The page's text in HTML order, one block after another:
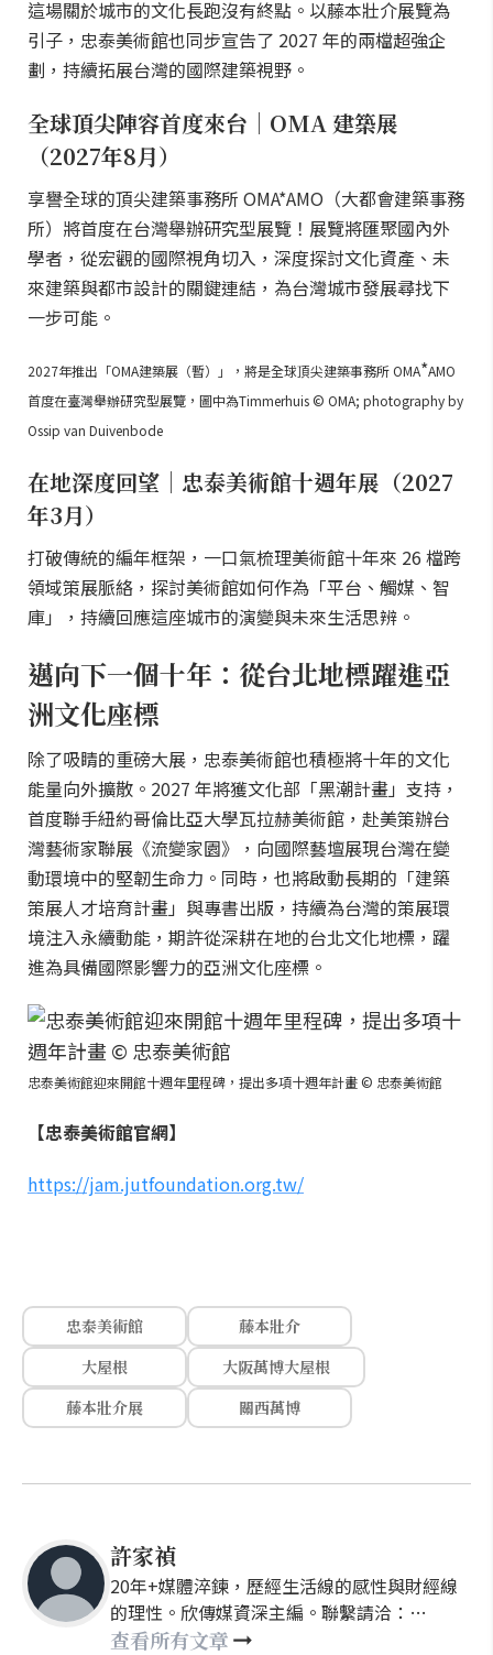
這場關於城市的文化長跑沒有終點。以藤本壯介展覽為
引子，忠泰美術館也同步宣告了 2027 年的兩檔超強企
劃，持續拓展台灣的國際建築視野。
全球頂尖陣容首度來台｜OMA 建築展
（2027年8月）
享譽全球的頂尖建築事務所 OMA*AMO（大都會建築事務
所）將首度在台灣舉辦研究型展覽！展覽將匯聚國內外
學者，從宏觀的國際視角切入，深度探討文化資產、未
來建築與都市設計的關鍵連結，為台灣城市發展尋找下
一步可能。
2027年推出「OMA建築展（暫）」，將是全球頂尖建築事務所 OMA*AMO
首度在臺灣舉辦研究型展覽，圖中為Timmerhuis © OMA; photography by
Ossip van Duivenbode
在地深度回望｜忠泰美術館十週年展（2027
年3月）
打破傳統的編年框架，一口氣梳理美術館十年來 26 檔跨
領域策展脈絡，探討美術館如何作為「平台、觸媒、智
庫」，持續回應這座城市的演變與未來生活思辨。
邁向下一個十年：從台北地標躍進亞
洲文化座標
除了吸睛的重磅大展，忠泰美術館也積極將十年的文化
能量向外擴散。2027 年將獲文化部「黑潮計畫」支持，
首度聯手紐約哥倫比亞大學瓦拉赫美術館，赴美策辦台
灣藝術家聯展《流變家園》，向國際藝壇展現台灣在變
動環境中的堅韌生命力。同時，也將啟動長期的「建築
策展人才培育計畫」與專書出版，持續為台灣的策展環
境注入永續動能，期許從深耕在地的台北文化地標，躍
進為具備國際影響力的亞洲文化座標。
忠泰美術館迎來開館十週年里程碑，提出多項十週年計畫 © 忠泰美術館
【忠泰美術館官網】
https://jam.jutfoundation.org.tw/
忠泰美術館
藤本壯介
大屋根
大阪萬博大屋根
藤本壯介展
關西萬博
許家禎
20年+媒體淬鍊，歷經生活線的感性與財經線
的理性。欣傳媒資深主編。聯繫請洽：
nellyhsu@xinmedia.com
查看所有文章